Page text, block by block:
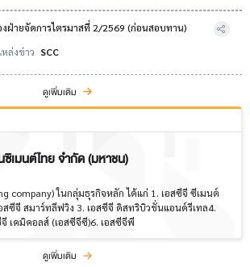
ฝ่ายจัดการไตรมาสที่ 2/2569 (ก่อนสอบทาน)
หล่งข่าว SCC
ดูเพิ่มเติม
เมนต์ไทย จำกัด (มหาชน)
company) ในกลุ่มธุรกิจหลัก ได้แก่ 1. เอสซีจี ซีเมนต์
ซีจี สมาร์ทลีฟวิง 3. เอสซีจี ดิสทริบิวชั่นแอนด์รีเทล4.
เคมิคอลส์ (เอสซีจีซี)6. เอสซีจีพี
ดูเพิ่มเติม